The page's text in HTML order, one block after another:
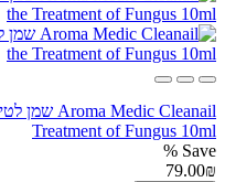
Treatment of Fungus 10ml
Save %
79.00₪